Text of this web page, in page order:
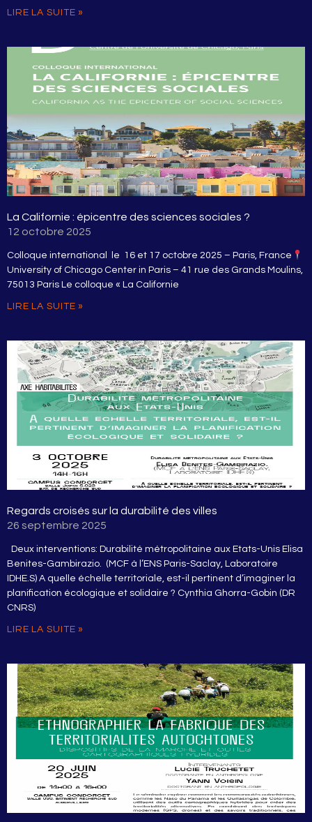
LIRE LA SUITE »
La Californie : épicentre des sciences sociales ?
12 octobre 2025
Colloque international le 16 et 17 octobre 2025 – Paris, France
University of Chicago Center in Paris – 41 rue des Grands Moulins,
75013 Paris Le colloque « La Californie
LIRE LA SUITE »
Regards croisés sur la durabilité des villes
26 septembre 2025
Deux interventions: Durabilité métropolitaine aux Etats-Unis Elisa
Benites-Gambirazio. (MCF à l’ENS Paris-Saclay, Laboratoire
IDHE.S) A quelle échelle territoriale, est-il pertinent d’imaginer la
planification écologique et solidaire ? Cynthia Ghorra-Gobin (DR
CNRS)
LIRE LA SUITE »